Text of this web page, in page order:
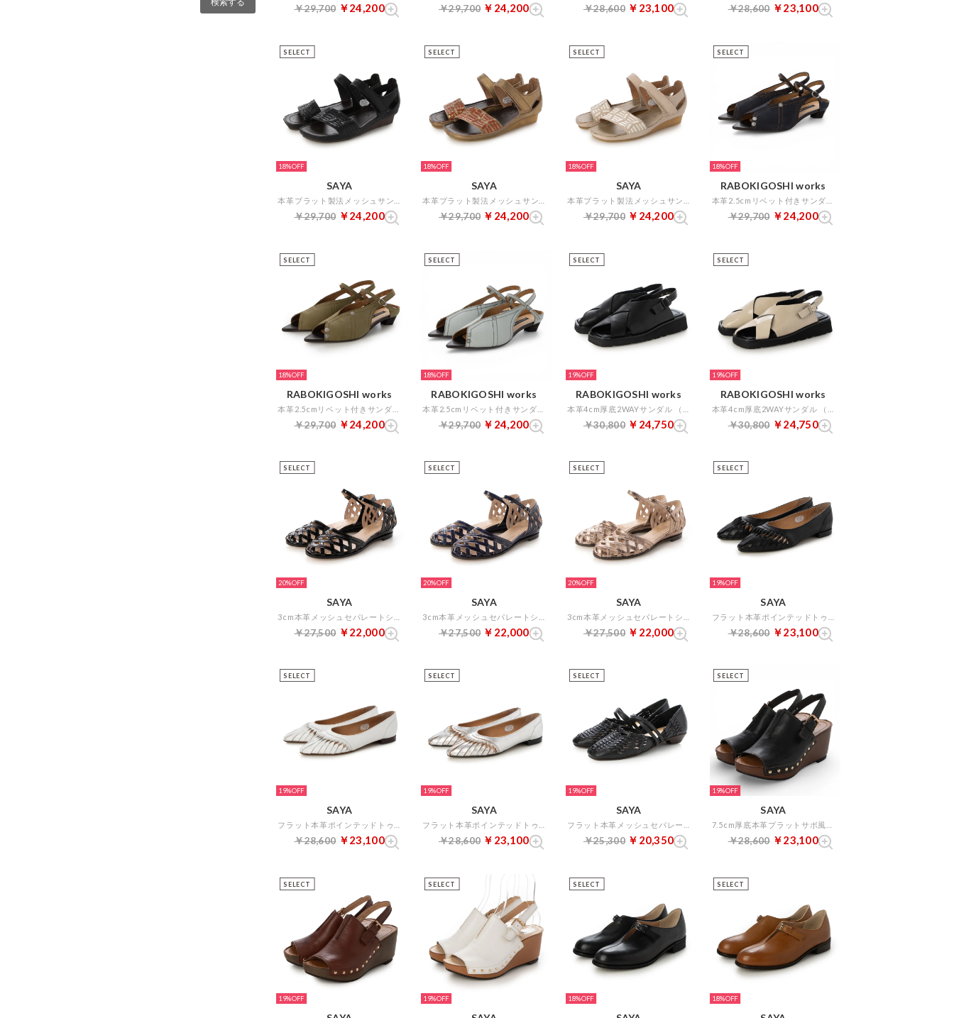
￥29,700 ￥24,200 ￥29,700 ￥24,200 ￥28,600 ￥23,100 ￥28,600 ￥23,100
SELECT
18%
SAYA
￥29,700 ￥24,200
SELECT
18%
SAYA
￥29,700 ￥24,200
SELECT
18%
SAYA
￥29,700 ￥24,200
SELECT
18%
RABOKIGOSHI works
￥29,700 ￥24,200
SELECT
18%
RABOKIGOSHI works
￥29,700 ￥24,200
SELECT
18%
RABOKIGOSHI works
￥29,700 ￥24,200
SELECT
19%
RABOKIGOSHI works
￥30,800 ￥24,750
SELECT
19%
RABOKIGOSHI works
￥30,800 ￥24,750
SELECT
20%
SAYA
￥27,500 ￥22,000
SELECT
20%
SAYA
￥27,500 ￥22,000
SELECT
20%
SAYA
￥27,500 ￥22,000
SELECT
19%
SAYA
￥28,600 ￥23,100
SELECT
19%
SAYA
￥28,600 ￥23,100
SELECT
19%
SAYA
￥28,600 ￥23,100
SELECT
19%
SAYA
￥25,300 ￥20,350
SELECT
19%
SAYA
￥28,600 ￥23,100
SELECT
19%
SELECT
19%
SELECT
18%
SELECT
18%